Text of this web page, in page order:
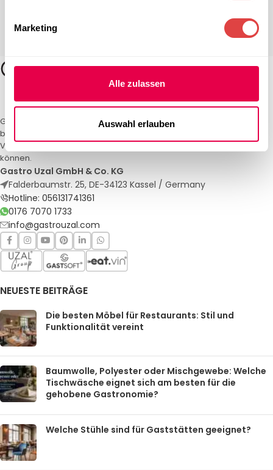
Marketing
Alle zulassen
Auswahl erlauben
Gastro Uzal – Ihr Spezialist für Gastronomiemöbel und -textilien. Wir
bieten maßgeschneiderte Lösungen für Restaurants, Hotels und
Veranstaltungen. Qualität und Service, auf die Sie sich verlassen
können.
Gastro Uzal GmbH & Co. KG
Falderbaumstr. 25, DE-34123 Kassel / Germany
Hotline: 056131741361
0176 7070 1733
info@gastrouzal.com
NEUESTE BEITRÄGE
Die besten Möbel für Restaurants: Stil und
Funktionalität vereint
Baumwolle, Polyester oder Mischgewebe: Welche
Tischwäsche eignet sich am besten für die
gehobene Gastronomie?
Welche Stühle sind für Gaststätten geeignet?